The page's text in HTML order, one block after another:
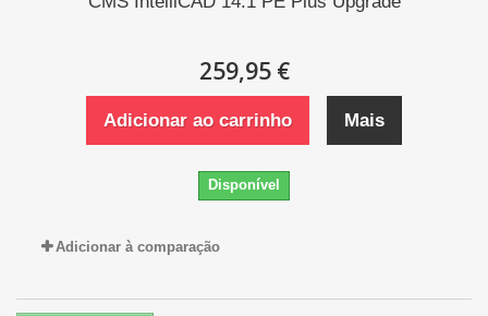
259,95 €
Adicionar ao carrinho Mais
Disponível
Adicionar à comparação